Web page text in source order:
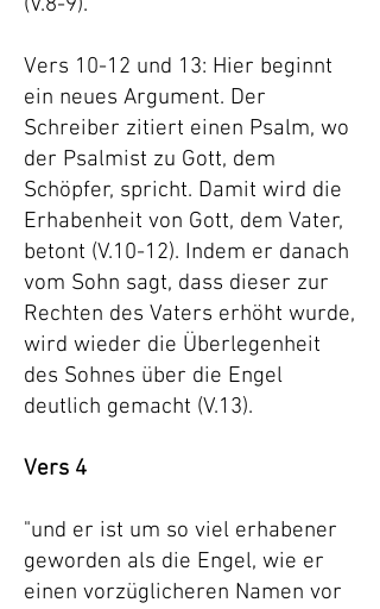
Vers 10-12 und 13: Hier beginnt
ein neues Argument. Der
Schreiber zitiert einen Psalm, wo
der Psalmist zu Gott, dem
Schöpfer, spricht. Damit wird die
Erhabenheit von Gott, dem Vater,
betont (V.10-12). Indem er danach
vom Sohn sagt, dass dieser zur
Rechten des Vaters erhöht wurde,
wird wieder die Überlegenheit
des Sohnes über die Engel
deutlich gemacht (V.13).
Vers 4
"und er ist um so viel erhabener
geworden als die Engel, wie er
einen vorzüglicheren Namen vor